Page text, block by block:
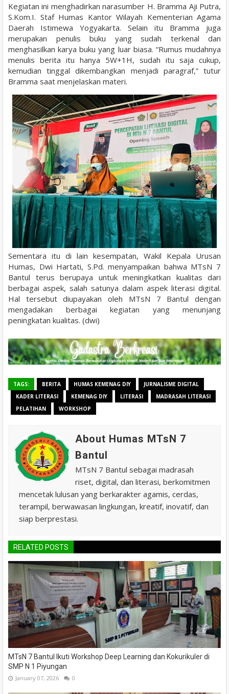
Kegiatan ini menghadirkan narasumber H. Bramma Aji Putra,
S.Kom.I. Staf Humas Kantor Wilayah Kementerian Agama
Daerah Istimewa Yogyakarta. Selain itu Bramma juga
merupakan penulis buku yang sudah terkenal dan
menghasilkan karya buku yang luar biasa. “Rumus mudahnya
menulis berita itu hanya 5W+1H, sudah itu saja cukup,
kemudian tinggal dikembangkan menjadi paragraf,” tutur
Bramma saat menjelaskan materi.
Sementara itu di lain kesempatan, Wakil Kepala Urusan
Humas, Dwi Hartati, S.Pd. menyampaikan bahwa MTsN 7
Bantul terus berupaya untuk meningkatkan kualitas dari
berbagai aspek, salah satunya dalam aspek literasi digital.
Hal tersebut diupayakan oleh MTsN 7 Bantul dengan
mengadakan berbagai kegiatan yang menunjang
peningkatan kualitas. (dwi)
TAGS: BERITA HUMAS KEMENAG DIY
JURNALISME DIGITAL
KADER LITERASI
KEMENAG DIY LITERASI
MADRASAH LITERASI
PELATIHAN
WORKSHOP
About Humas MTsN 7
Bantul
MTsN 7 Bantul sebagai madrasah
riset, digital, dan literasi, berkomitmen
mencetak lulusan yang berkarakter agamis, cerdas,
terampil, berwawasan lingkungan, kreatif, inovatif, dan
siap berprestasi.
RELATED POSTS
MTsN 7 Bantul Ikuti Workshop Deep Learning dan Kokurikuler di
SMP N 1 Piyungan
January 07, 2026 0